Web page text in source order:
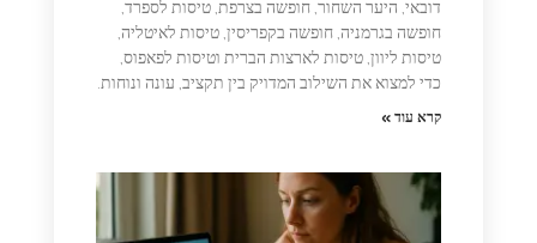
דובאי, היער השחור, חופשה בצרפת, טיסות לספרד,
חופשה בגרמניה, חופשה בקפריסין, טיסות לאיטליה,
טיסות ליוון, טיסות לארצות הברית וטיסות לפאפוס,
כדי למצוא את השילוב המדויק בין תקציב, עונה ונוחות.
קרא עוד »